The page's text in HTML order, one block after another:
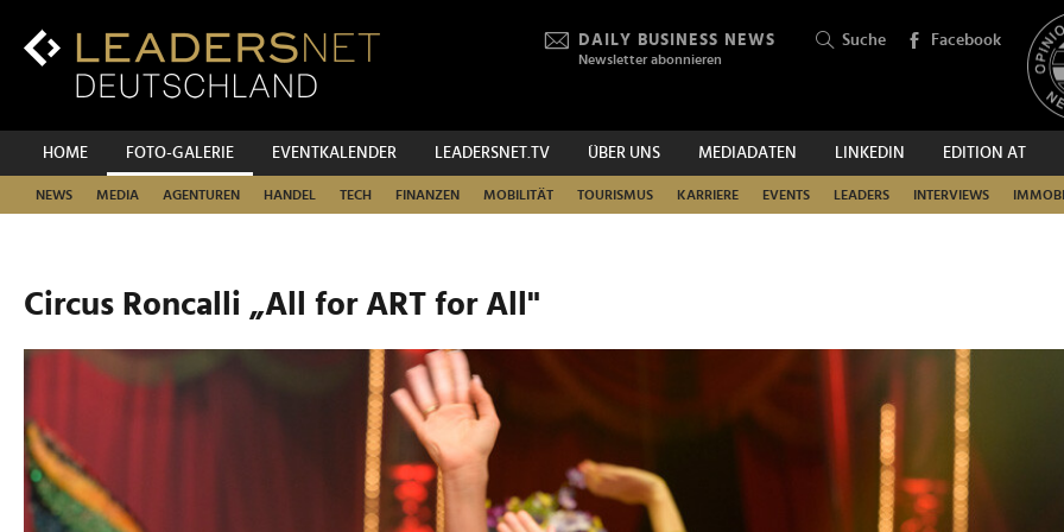
Inhalt
Hauptnavigation
DAILY BUSINESS NEWS
Newsletter abonnieren
Suche Facebook
HOME FOTO-GALERIE EVENTKALENDER LEADERSNET.TV ÜBER UNS MEDIADATEN LINKEDIN EDITION AT
NEWS MEDIA AGENTUREN HANDEL TECH FINANZEN MOBILITÄT TOURISMUS KARRIERE EVENTS LEADERS INTERVIEWS
SUCHEN
Circus Roncalli „All for ART for All"